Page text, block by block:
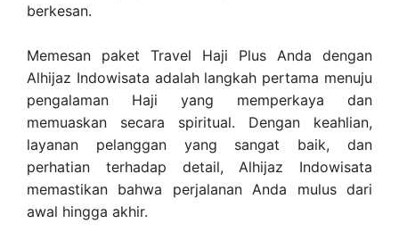
berkesan.
Memesan paket Travel Haji Plus Anda dengan
Alhijaz Indowisata adalah langkah pertama menuju
pengalaman Haji yang memperkaya dan
memuaskan secara spiritual. Dengan keahlian,
layanan pelanggan yang sangat baik, dan
perhatian terhadap detail, Alhijaz Indowisata
memastikan bahwa perjalanan Anda mulus dari
awal hingga akhir.